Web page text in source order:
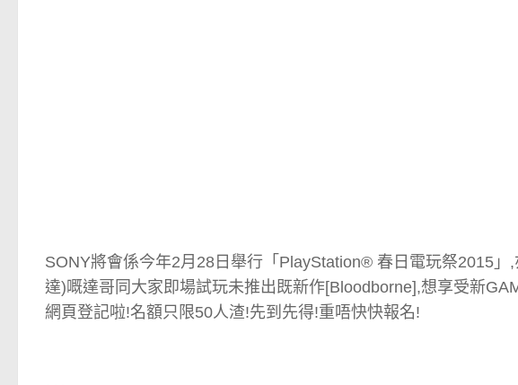
SONY將會係今年2月28日舉行「PlayStation® 春日電玩祭2015」
達)嘅達哥同大家即場試玩未推出既新作[Bloodborne],想享受新
網頁登記啦!名額只限50人渣!先到先得!重唔快快報名!